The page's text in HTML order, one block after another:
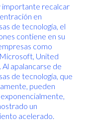
importante recalcar
en
de tecnología, el
contiene en su
como
United
Al apalancarse de
de tecnología, que
pueden
un
acelerado.